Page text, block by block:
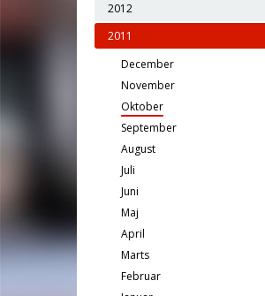
2012
2011
December
November
Oktober
September
August
Juli
Juni
Maj
April
Marts
Februar